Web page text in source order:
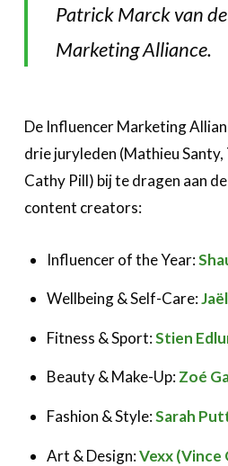
Patrick Marck van
Marketing Alliance.
De Influencer Marketing
drie juryleden (Mathieu
Cathy Pill) bij te dragen aan
content creators:
Influencer of the Year:
Wellbeing & Self-Care:
Fitness & Sport:Stien
Beauty & Make-Up:Zoé
Fashion & Style:Sarah
Art & Design:Vexx (Vince